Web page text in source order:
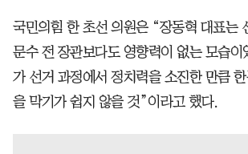
국민의힘 한 초선 의원은 “장동혁 대표는
문수 전 장관보다도 영향력이 없는 모습
가 선거 과정에서 정치력을 소진한 만큼
을 막기가 쉽지 않을 것”이라고 했다.